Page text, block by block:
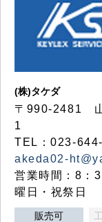
(株)タケダ
〒990-2481 山
1
TEL：023-
akeda02-
営業時間：8：
曜日・祝祭日
販売可